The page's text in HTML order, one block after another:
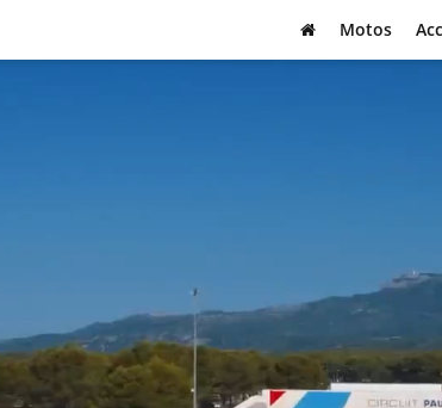
Motos